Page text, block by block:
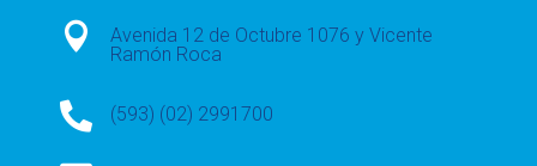

Avenida 12 de Octubre 1076 y Vicente
Ramón Roca
 (593) (02) 2991700